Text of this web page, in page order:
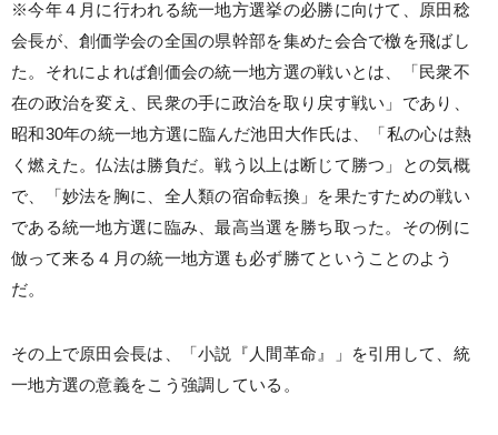
※今年４月に行われる統一地方選挙の必勝に向けて、原田稔
会長が、創価学会の全国の県幹部を集めた会合で檄を飛ばし
た。それによれば創価会の統一地方選の戦いとは、「民衆不
在の政治を変え、民衆の手に政治を取り戻す戦い」であり、
昭和30年の統一地方選に臨んだ池田大作氏は、「私の心は熱
く燃えた。仏法は勝負だ。戦う以上は断じて勝つ」との気概
で、「妙法を胸に、全人類の宿命転換」を果たすための戦い
である統一地方選に臨み、最高当選を勝ち取った。その例に
倣って来る４月の統一地方選も必ず勝てということのよう
だ。
その上で原田会長は、「小説『人間革命』」を引用して、統
一地方選の意義をこう強調している。